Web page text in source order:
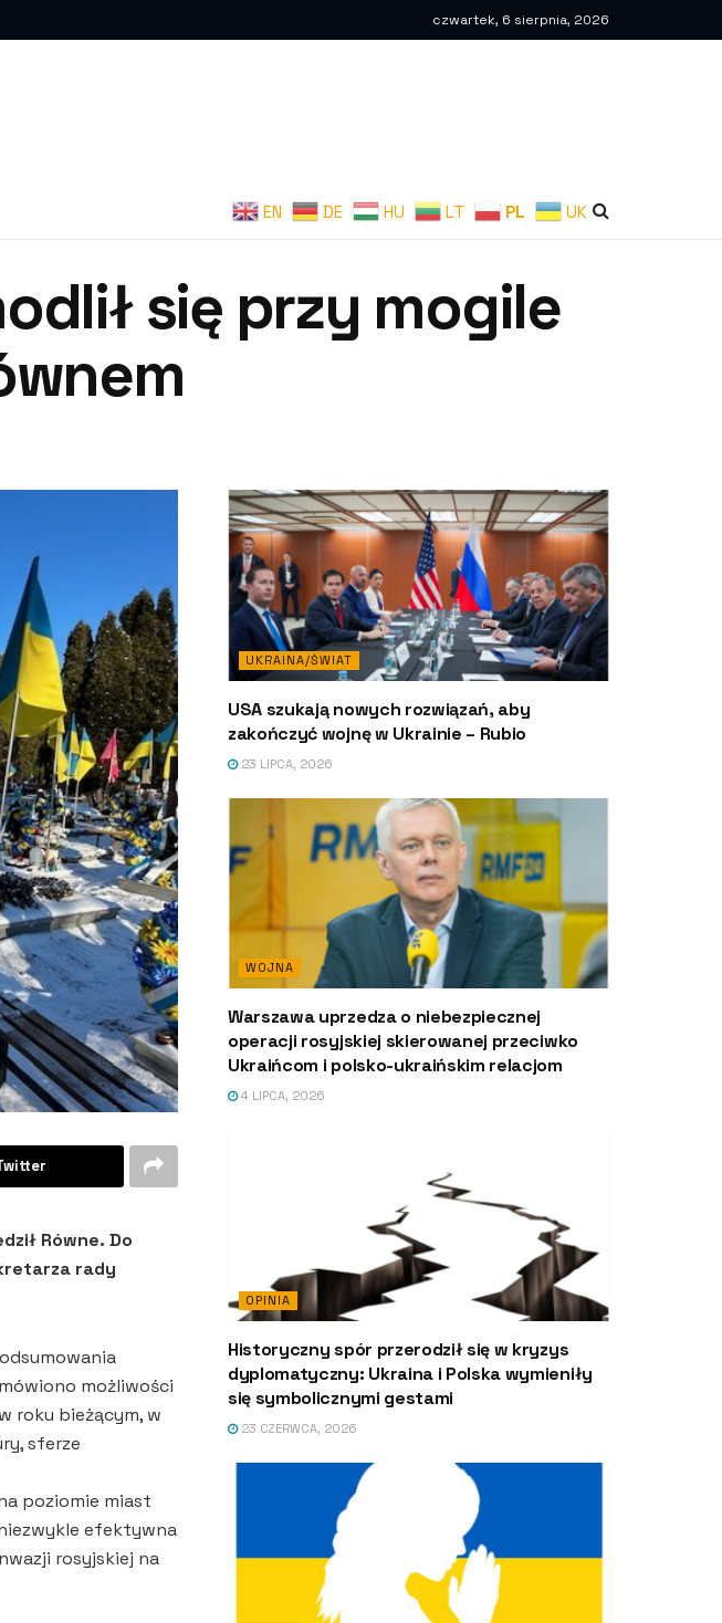
czwartek, 6 sierpnia, 2026
EN DE HU LT PL UK
się przy mogile
Równe. Do
rady
możliwości
roku bieżącym, w
sferze
poziomie miast
efektywna
rosyjskiej na
UKRAINA/ŚWIAT
USA szukają nowych rozwiązań, aby
zakończyć wojnę w Ukrainie – Rubio
23 LIPCA, 2026
WOJNA
Warszawa uprzedza o niebezpiecznej
operacji rosyjskiej skierowanej przeciwko
Ukraińcom i polsko-ukraińskim relacjom
4 LIPCA, 2026
OPINIA
Historyczny spór przerodził się w kryzys
dyplomatyczny: Ukraina i Polska wymieniły
się symbolicznymi gestami
23 CZERWCA, 2026